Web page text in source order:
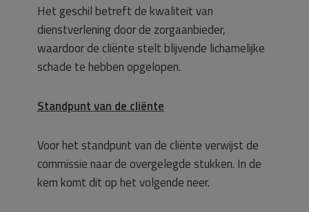
Het geschil betreft de kwaliteit van
dienstverlening door de zorgaanbieder,
waardoor de cliënte stelt blijvende lichamelijke
schade te hebben opgelopen.
Standpunt van de cliënte
Voor het standpunt van de cliënte verwijst de
commissie naar de overgelegde stukken. In de
kern komt dit op het volgende neer.